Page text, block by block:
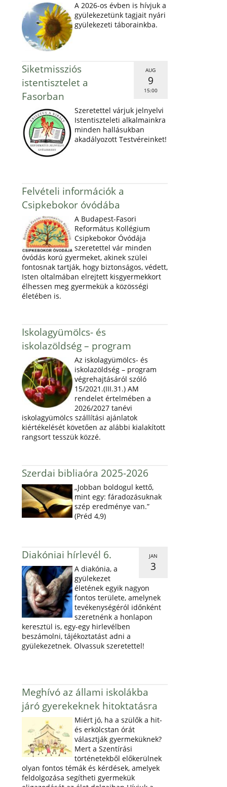
A 2026-os évben is hívjuk a
gyülekezetünk tagjait nyári
gyülekezeti táborainkba.
AUG
9
15:00
Siketmissziós
istentisztelet a
Fasorban
Szeretettel várjuk jelnyelvi
Istentiszteleti alkalmainkra
minden hallásukban
akadályozott Testvéreinket!
Felvételi információk a
Csipkebokor óvódába
A Budapest-Fasori
Református Kollégium
Csipkebokor Óvódája
szeretettel vár minden
óvódás korú gyermeket, akinek szülei
fontosnak tartják, hogy biztonságos, védett,
Isten oltalmában elrejtett kisgyermekkort
élhessen meg gyermekük a közösségi
életében is.
Iskolagyümölcs- és
iskolazöldség – program
Az iskolagyümölcs- és
iskolazöldség – program
végrehajtásáról szóló
15/2021.(III.31.) AM
rendelet értelmében a
2026/2027 tanévi
iskolagyümölcs szállítási ajánlatok
kiértékelését követően az alábbi kialakított
rangsort tesszük közzé.
Szerdai bibliaóra 2025-2026
„Jobban boldogul kettő,
mint egy: fáradozásuknak
szép eredménye van.”
(Préd 4,9)
JAN
3
Diakóniai hírlevél 6.
A diakónia, a
gyülekezet
életének egyik nagyon
fontos területe, amelynek
tevékenységéról időnként
szeretnénk a honlapon
keresztül is, egy-egy hirlevélben
beszámolni, tájékoztatást adni a
gyülekezetnek. Olvassuk szeretettel!
Meghívó az állami iskolákba
járó gyerekeknek hitoktatásra
Miért jó, ha a szülők a hit-
és erkölcstan órát
választják gyermeküknek?
Mert a Szentírási
történetekből előkerülnek
olyan fontos témák és kérdések, amelyek
feldolgozása segítheti gyermekük